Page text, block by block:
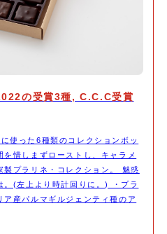
の受賞3種, C.C.C受賞
使った6種類のコレクションボッ
惜しまずローストし、キャラメ
製プラリネ・コレクション。 魅惑
(左上より時計回りに。) ・プラ
産パルマギルジェンティ種のア
ラリネを、愛媛県中島産の減農